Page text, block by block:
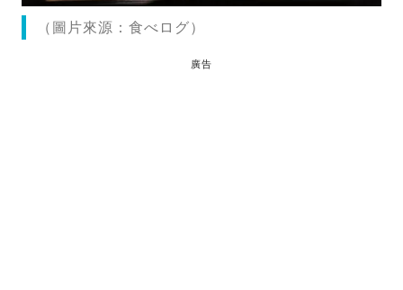
（圖片來源：食べログ）
廣告